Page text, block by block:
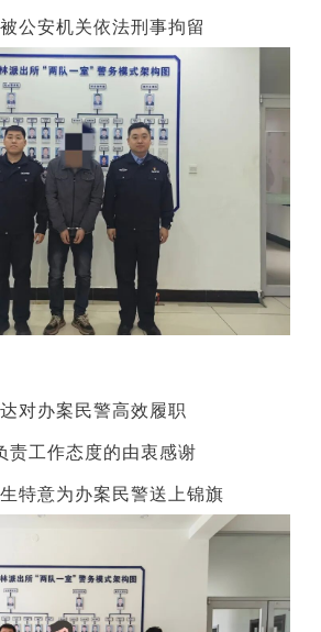
公安机关依法刑事拘留
对办案民警高效履职
责工作态度的由衷感谢
特意为办案民警送上锦旗